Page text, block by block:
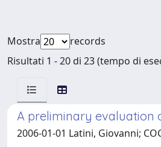
Mostra
records
Risultati 1 - 20 di 23 (tempo di
A preliminary evaluation
2006-01-01 Latini, Giovanni;